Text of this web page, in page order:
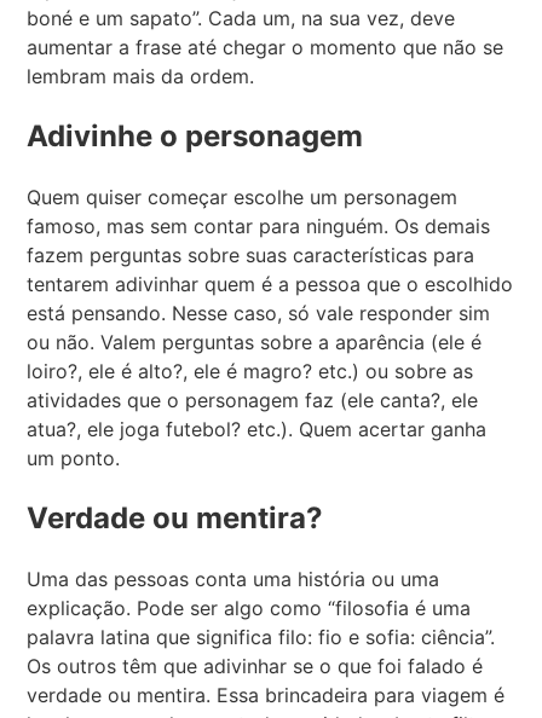
boné e um sapato”. Cada um, na sua vez, deve
aumentar a frase até chegar o momento que não se
lembram mais da ordem.
Adivinhe o personagem
Quem quiser começar escolhe um personagem
famoso, mas sem contar para ninguém. Os demais
fazem perguntas sobre suas características para
tentarem adivinhar quem é a pessoa que o escolhido
está pensando. Nesse caso, só vale responder sim
ou não. Valem perguntas sobre a aparência (ele é
loiro?, ele é alto?, ele é magro? etc.) ou sobre as
atividades que o personagem faz (ele canta?, ele
atua?, ele joga futebol? etc.). Quem acertar ganha
um ponto.
Verdade ou mentira?
Uma das pessoas conta uma história ou uma
explicação. Pode ser algo como “filosofia é uma
palavra latina que significa filo: fio e sofia: ciência”.
Os outros têm que adivinhar se o que foi falado é
verdade ou mentira. Essa brincadeira para viagem é